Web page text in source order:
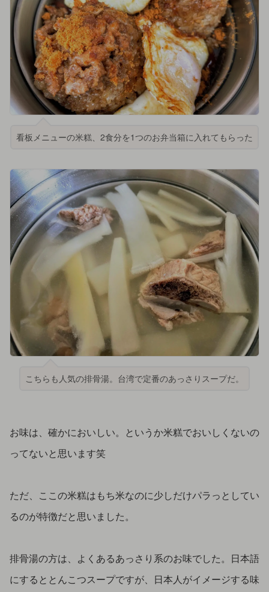
看板メニューの米糕、2食分を1つのお弁当箱に入れてもらった
こちらも人気の排骨湯。台湾で定番のあっさりスープだ。
お味は、確かにおいしい。というか米糕でおいしくないの
ってないと思います笑
ただ、ここの米糕はもち米なのに少しだけパラっとしてい
るのが特徴だと思いました。
排骨湯の方は、よくあるあっさり系のお味でした。日本語
にするととんこつスープですが、日本人がイメージする味